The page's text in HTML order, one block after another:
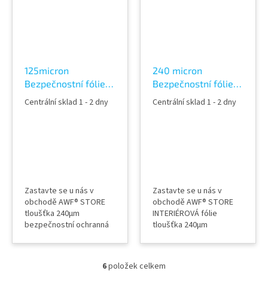
125micron
Bezpečnostní fólie
na skla tónovaná
Centrální sklad 1 - 2 dny
Zastavte se u nás v
obchodě AWF® STORE
tloušťka 240µm
bezpečnostní ochranná
stříbrná tónovaná a
240 micron
Bezpečnostní fólie
na skla tónovaná
Centrální sklad 1 - 2 dny
Zastavte se u nás v
obchodě AWF® STORE
INTERIÉROVÁ fólie
tloušťka 240µm
fólie 14% stříbrná
nezkresluje průhled
O
6položek celkem